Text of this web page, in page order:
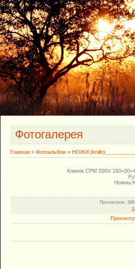
Фотогалерея
Главная » Фотоальбом » НОЖИ (knife)___________
Клинок CPM S90V
Просмотров: 348